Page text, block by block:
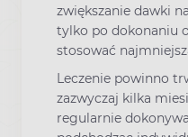
zwiększanie dawki
tylko po dokonaniu
stosować
Leczenie powinno
zazwyczaj kilka
regularnie